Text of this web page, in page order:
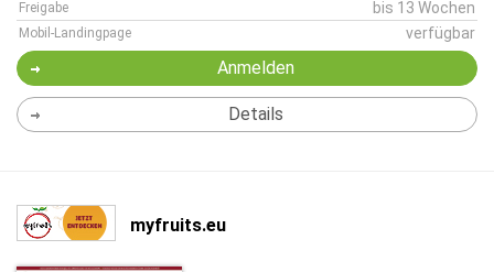
Freigabe bis 13 Wochen
Mobil-Landingpage verfügbar
Anmelden
Details
myfruits.eu